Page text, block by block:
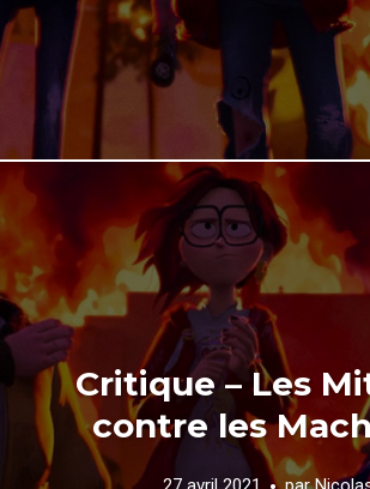
Critique – Les
contre les